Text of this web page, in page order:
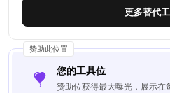
更多替代
赞助此位置
您的工具位
赞助位获得最大曝光，展示在